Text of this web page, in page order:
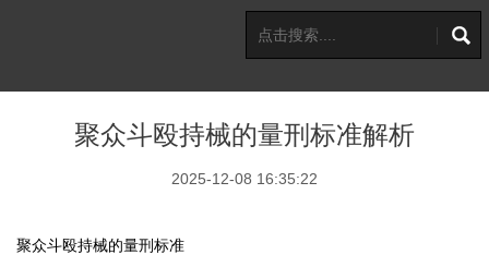
聚众斗殴持械的量刑标准解析
2025-12-08 16:35:22
聚众斗殴持械的量刑标准